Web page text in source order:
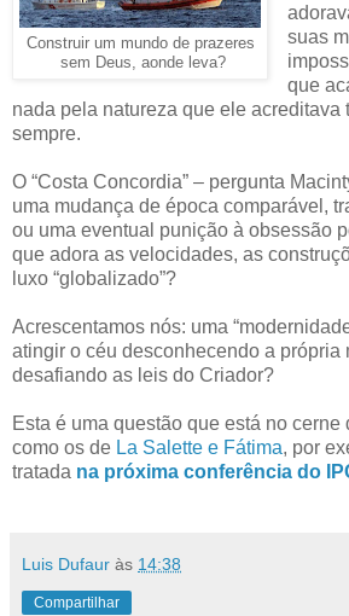
Construir um mundo de prazeres
sem Deus, aonde leva?
suas
que
nada pela natureza que ele acreditava
sempre.
O “Costa Concordia” – pergunta
uma mudança de época comparável,
ou uma eventual punição à obsessão
que adora as velocidades, as
luxo “globalizado”?
Acrescentamos nós: uma
atingir o céu desconhecendo a própria
desafiando as leis do Criador?
Esta é uma questão que está no
como os de La Salette e Fátima, por
tratada na próxima conferência do
Luis Dufaur às 14:38
Compartilhar